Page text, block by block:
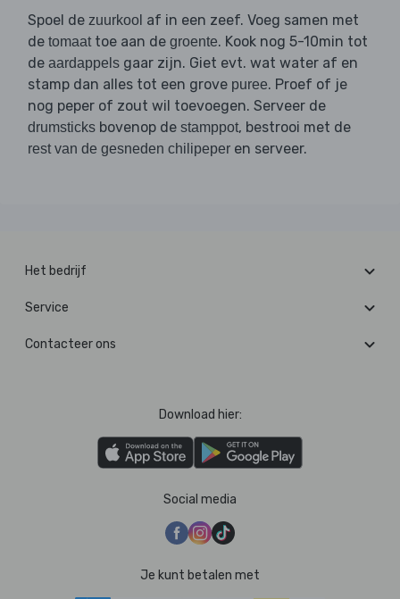
Spoel de zuurkool af in een zeef. Voeg samen met
de tomaattoe aan de groente. Kook nog 5-10min tot
de aardappels gaar zijn. Giet evt. wat water af en
stamp dan alles tot een grove puree. Proef of je
nog peper of zout wil toevoegen. Serveer de
drumsticks bovenop de stamppot, bestrooi met de
rest van de gesneden chilipeper en serveer.
Het bedrijf
Service
Contacteer ons
Download hier:
Social media
Je kunt betalen met